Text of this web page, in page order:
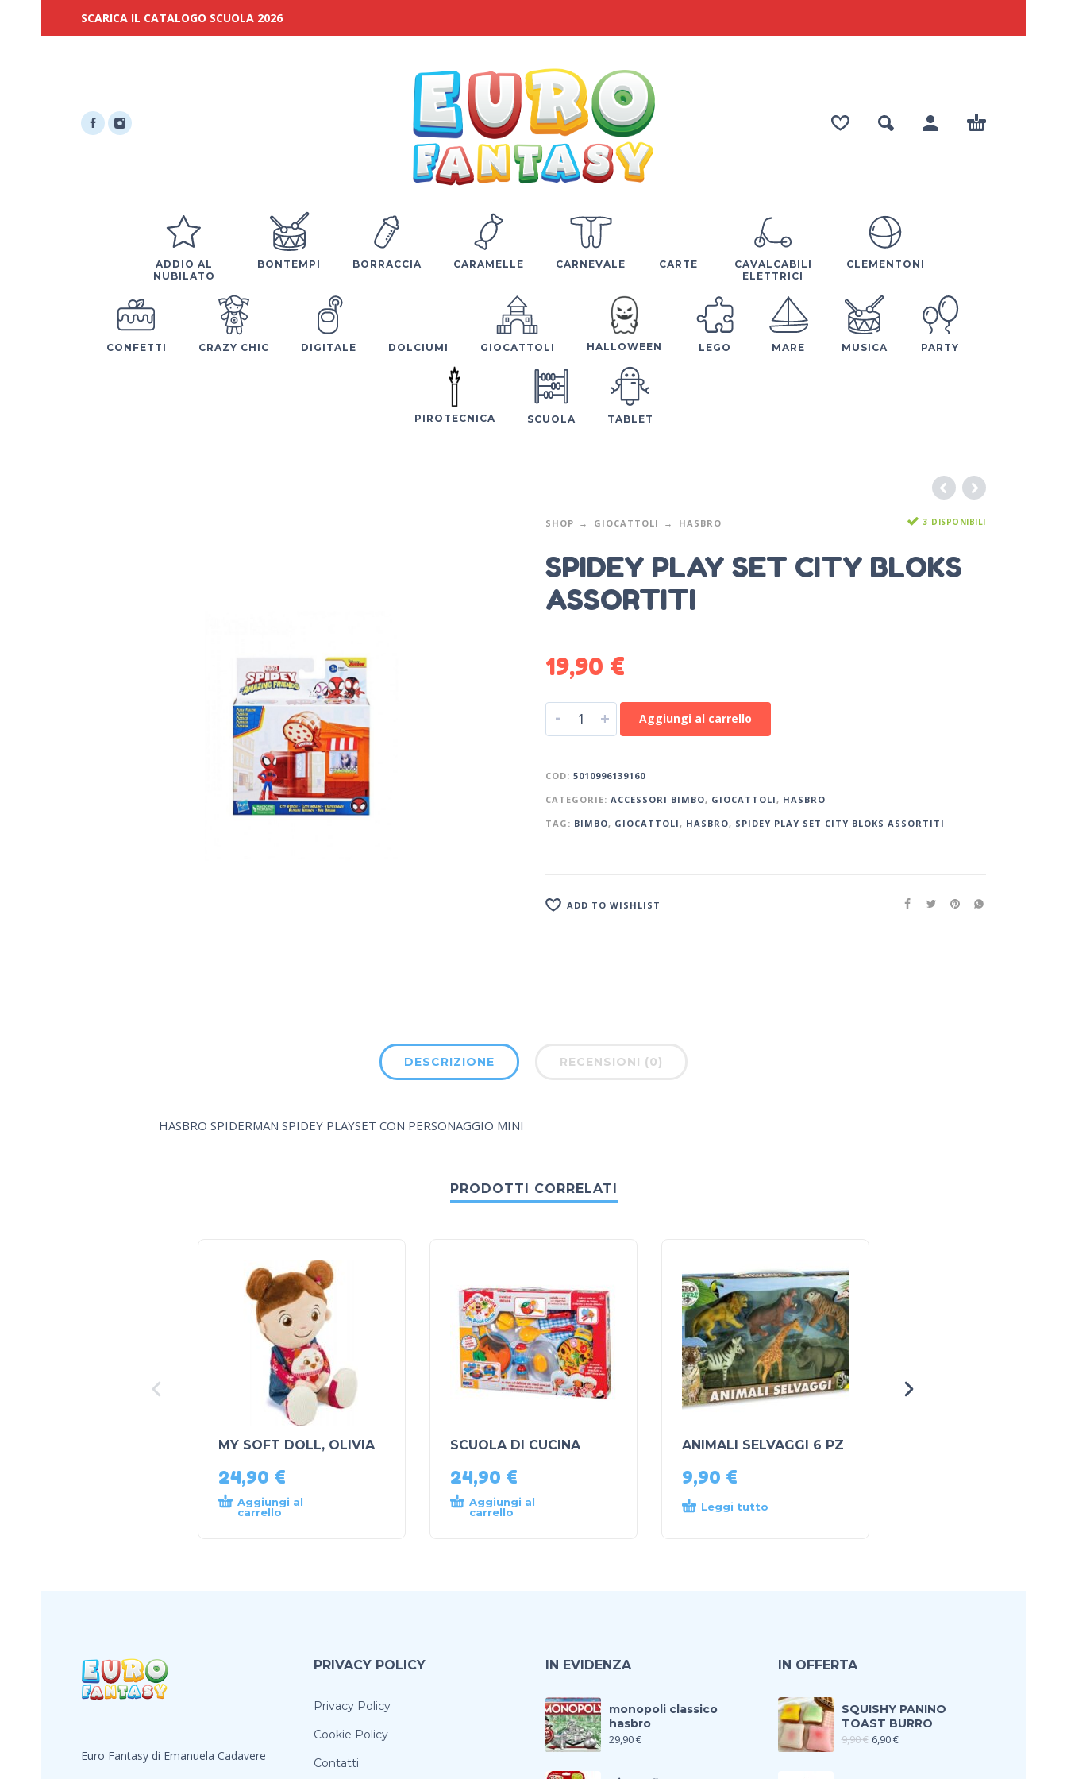
SCARICA IL CATALOGO SCUOLA 2026
ADDIO AL
NUBILATO
BONTEMPI BORRACCIA CARAMELLE CARNEVALE CARTE
CAVALCABILI
ELETTRICI
CLEMENTONI
CONFETTI CRAZY CHIC DIGITALE DOLCIUMI GIOCATTOLI HALLOWEEN LEGO MARE MUSICA PARTY
PIROTECNICA SCUOLA TABLET
SHOP GIOCATTOLI HASBRO 3 DISPONIBILI
SPIDEY PLAY SET CITY BLOKS
ASSORTITI
19,90 €
- + Aggiungi al carrello
COD: 5010996139160
CATEGORIE: ACCESSORI BIMBO, GIOCATTOLI, HASBRO
TAG: BIMBO, GIOCATTOLI, HASBRO, SPIDEY PLAY SET CITY BLOKS ASSORTITI
ADD TO WISHLIST
DESCRIZIONE RECENSIONI (0)
HASBRO SPIDERMAN SPIDEY PLAYSET CON PERSONAGGIO MINI
PRODOTTI CORRELATI
MY SOFT DOLL, OLIVIA
24,90 €
Aggiungi al
carrello
SCUOLA DI CUCINA
24,90 €
Aggiungi al
carrello
ANIMALI SELVAGGI 6 PZ
9,90 €
Leggi tutto
Euro Fantasy di Emanuela Cadavere
PRIVACY POLICY
Privacy Policy
Cookie Policy
Contatti
IN EVIDENZA
monopoli classico
hasbro
29,90€
IN OFFERTA
SQUISHY PANINO
TOAST BURRO
9,90€ 6,90€